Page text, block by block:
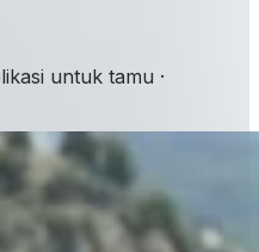
untuk tamu ·